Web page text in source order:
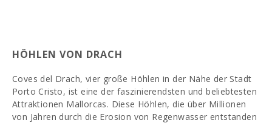
HÖHLEN VON DRACH
Coves del Drach, vier große Höhlen in der Nähe der Stadt
Porto Cristo, ist eine der faszinierendsten und beliebtesten
Attraktionen Mallorcas. Diese Höhlen, die über Millionen
von Jahren durch die Erosion von Regenwasser entstanden